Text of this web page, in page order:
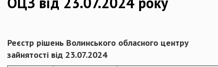
Реєстр рішень Волинського обласного центру
зайнятості від 23.07.2024